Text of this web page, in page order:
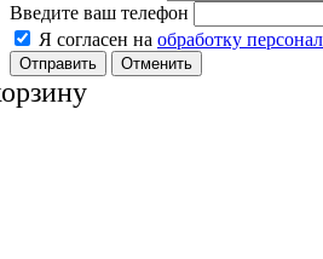
Введите ваш телефон
Я согласен на обработку
Отменить